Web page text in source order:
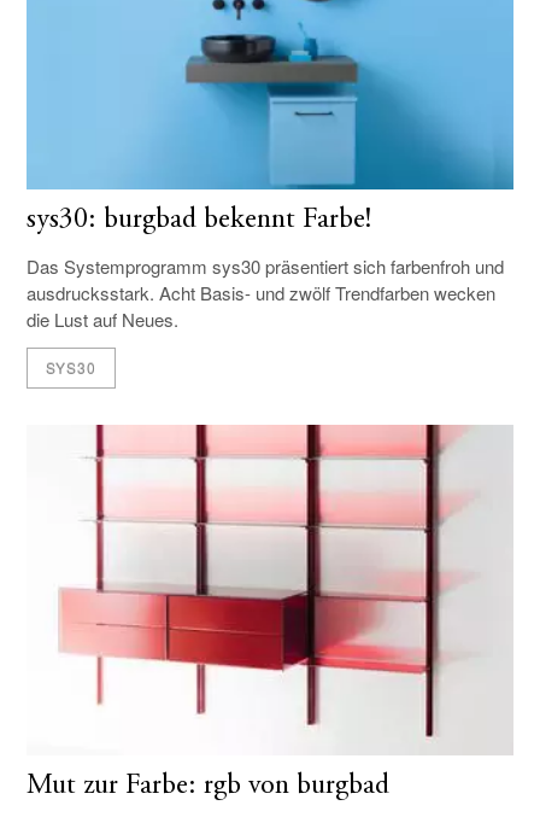
sys30: burgbad bekennt Farbe!
Das Systemprogramm sys30 präsentiert sich farbenfroh und
ausdrucksstark. Acht Basis- und zwölf Trendfarben wecken
die Lust auf Neues.
SYS30
Mut zur Farbe: rgb von burgbad